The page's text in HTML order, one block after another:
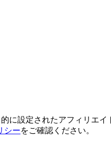
に設定されたアフィリエイ
シーをご確認ください。